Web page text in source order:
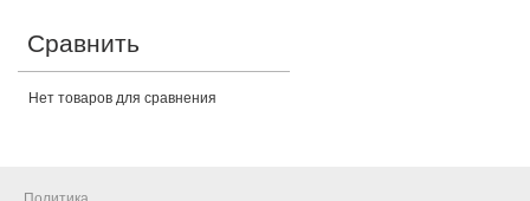
Сравнить
Нет товаров для сравнения